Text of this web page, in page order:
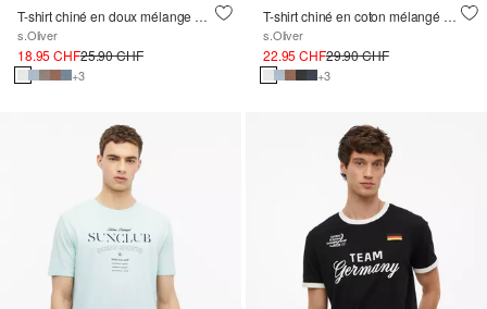
T-shirt chiné en doux mélange de coton
s.Oliver
18.95 CHF25.90 CHF
+3
T-shirt chiné en coton mélangé avec poche poitrine
s.Oliver
22.95 CHF29.90 CHF
+3